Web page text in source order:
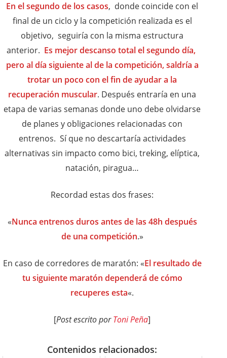
En el segundo de los casos, donde coincide con el
final de un ciclo y la competición realizada es el
objetivo, seguiría con la misma estructura
anterior. Es mejor descanso total el segundo día,
pero al día siguiente al de la competición, saldría a
trotar un poco con el fin de ayudar a la
recuperación muscular. Después entraría en una
etapa de varias semanas donde uno debe olvidarse
de planes y obligaciones relacionadas con
entrenos. Sí que no descartaría actividades
alternativas sin impacto como bici, treking, elíptica,
natación, piragua…
Recordad estas dos frases:
«Nunca entrenos duros antes de las 48h después
de una competición.»
En caso de corredores de maratón: «El resultado de
tu siguiente maratón dependerá de cómo
recuperes esta«.
[Post escrito porToni Peña]
Contenidos relacionados: